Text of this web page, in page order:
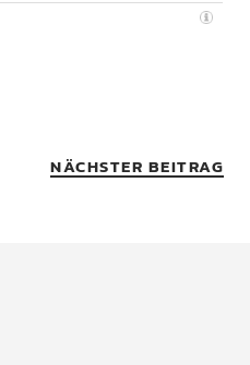
NÄCHSTER BEITRAG